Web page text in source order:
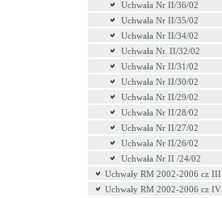
Uchwała Nr II/36/02
Uchwała Nr II/35/02
Uchwała Nr II/34/02
Uchwała Nr. II/32/02
Uchwała Nr II/31/02
Uchwała Nr II/30/02
Uchwała Nr II/29/02
Uchwała Nr II/28/02
Uchwała Nr II/27/02
Uchwała Nr II/26/02
Uchwała Nr II /24/02
Uchwały RM 2002-2006 cz III
Uchwały RM 2002-2006 cz IV